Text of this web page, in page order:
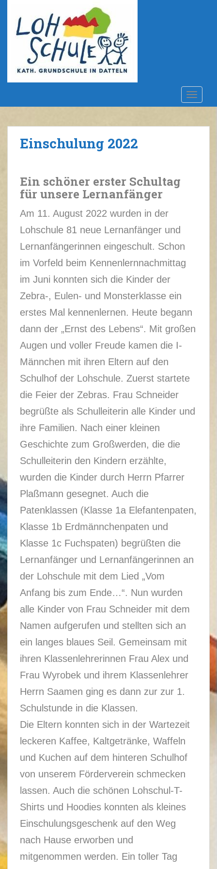
n
Einschulung 2022
Ein schöner erster Schultag
für unsere Lernanfänger
Am 11. August 2022 wurden in der
Lohschule 81 neue Lernanfänger und
Lernanfängerinnen eingeschult. Schon
im Vorfeld beim Kennenlernnachmittag
im Juni konnten sich die Kinder der
Zebra-, Eulen- und Monsterklasse ein
erstes Mal kennenlernen. Heute begann
dann der „Ernst des Lebens“. Mit großen
Augen und voller Freude kamen die I-
Männchen mit ihren Eltern auf den
Schulhof der Lohschule. Zuerst startete
die Feier der Zebras. Frau Schneider
begrüßte als Schulleiterin alle Kinder und
ihre Familien. Nach einer kleinen
Geschichte zum Großwerden, die die
Schulleiterin den Kindern erzählte,
wurden die Kinder durch Herrn Pfarrer
Plaßmann gesegnet. Auch die
Patenklassen (Klasse 1a Elefantenpaten,
Klasse 1b Erdmännchenpaten und
Klasse 1c Fuchspaten) begrüßten die
Lernanfänger und Lernanfängerinnen an
der Lohschule mit dem Lied „Vom
Anfang bis zum Ende…“. Nun wurden
alle Kinder von Frau Schneider mit dem
Namen aufgerufen und stellten sich an
ein langes blaues Seil. Gemeinsam mit
ihren Klassenlehrerinnen Frau Alex und
Frau Wyrobek und ihrem Klassenlehrer
Herrn Saamen ging es dann zur zur 1.
Schulstunde in die Klassen.
Die Eltern konnten sich in der Wartezeit
leckeren Kaffee, Kaltgetränke, Waffeln
und Kuchen auf dem hinteren Schulhof
von unserem Förderverein schmecken
lassen. Auch die schönen Lohschul-T-
Shirts und Hoodies konnten als kleines
Einschulungsgeschenk auf den Weg
nach Hause erworben und
mitgenommen werden. Ein toller Tag